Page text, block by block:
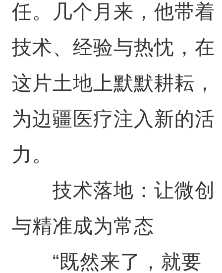
任。几个月来，他带着
技术、经验与热忱，在
这片土地上默默耕耘，
为边疆医疗注入新的活
力。
技术落地：让微创
与精准成为常态
“既然来了，就要